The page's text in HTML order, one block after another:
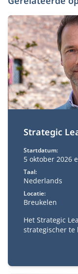
Strategic
Startdatum:
5 oktober 2026
Taal:
Nederlands
Locatie:
Breukelen
Het Strategic
strategischer te
besluitvorming.